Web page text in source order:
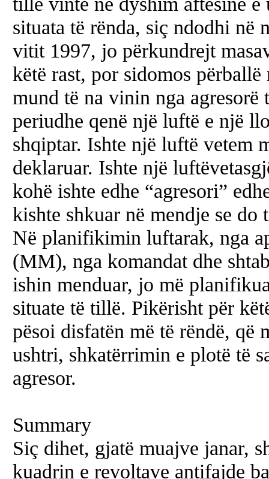
situata të rënda, siç ndodhi në
vitit 1997, jo përkundrejt
këtë rast, por sidomos
mund të na vinin nga agresorë
periudhe qenë një luftë e një
shqiptar. Ishte një luftë vetem
deklaruar. Ishte një
kohë ishte edhe “agresori”
kishte shkuar në mendje se
Në planifikimin luftarak, nga
(MM), nga komandat dhe
ishin menduar, jo më
situate të tillë. Pikërisht për
pësoi disfatën më të rëndë, që
ushtri, shkatërrimin e plotë të
agresor.
Summary
Siç dihet, gjatë muajve janar,
kuadrin e revoltave antifajde